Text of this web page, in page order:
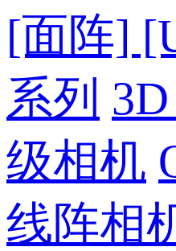
[面阵]
系列
级相机
线阵相